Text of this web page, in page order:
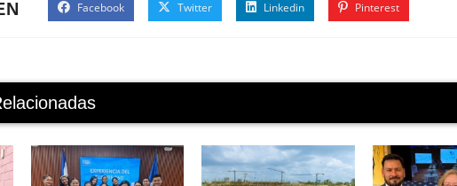
Facebook Twitter Linkedin Pinterest